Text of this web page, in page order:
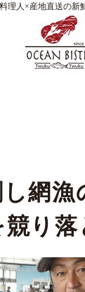
理人×産地直送の新
網
り